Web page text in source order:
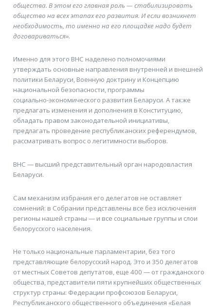
общества. В этом его главная роль — стабилизировать
общество на всех этапах его развития. И если возникнет
необходимость, то именно на его площадке надо будет
договариваться».
Именно для этого ВНС наделено полномочиями
утверждать основные направления внутренней и внешней
политики Беларуси, Военную доктрину и Концепцию
национальной безопасности, программы
социально‑экономического развития Беларуси. А также
предлагать изменения и дополнения в Конституцию,
обладать правом законодательной инициативы,
предлагать проведение республиканских референдумов,
рассматривать вопрос о легитимности выборов.
ВНС — высший представительный орган народовластия
Беларуси.
Сам механизм избрания его делегатов не оставляет
сомнений: в Собрании представлены все без исключения
регионы нашей страны — и все социальные группы и слои
белорусского населения.
Не только национальные парламентарии, без того
представляющие белорусский народ. Это и 350 делегатов
от местных Советов депутатов, еще 400 — от гражданского
общества, представители пяти крупнейших общественных
структур страны: Федерации профсоюзов Беларуси,
Республиканского общественного объединения «Белая